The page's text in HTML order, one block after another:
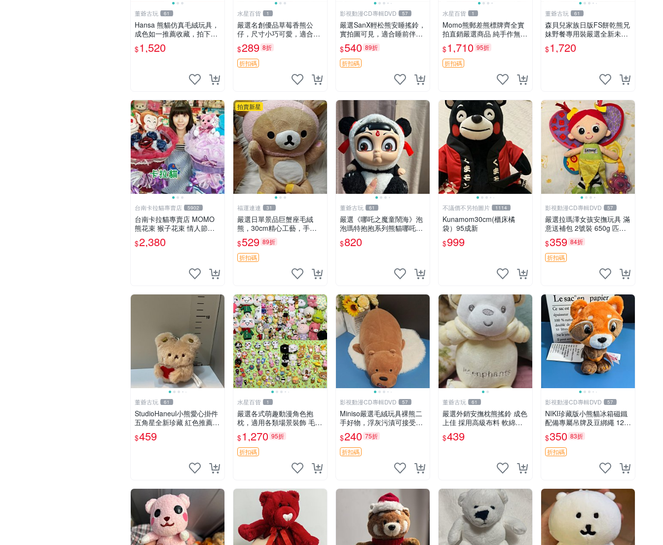
董爺古玩 61
Hansa 熊貓仿真毛絨玩具，
成色如一推薦收藏，拍下無
疑心 熊貓 毛絨玩具 收藏
$1,520
水星百貨 1
嚴選名創優品草莓香熊公
仔，尺寸小巧可愛，適合收
藏賞玩 30cm 玩具 公仔 草
莓熊
$289 8折
折扣碼
影視動漫CD專輯DVD 57
嚴選SanX輕松熊安睡搖鈴，
實拍圖可見，適合睡前伴
侶， Picks安撫好物 0325
懸吊 電腦
$540 89折
折扣碼
水星百貨 1
Momo熊郵差熊標牌齊全實
拍直銷嚴選商品 純手作無修
圖可收藏 郵差熊 Momo熊
標牌 商品
$1,710 95折
折扣碼
董爺古玩 61
森貝兒家族日版FS餅乾熊兄
妹野餐專用裝嚴選全新未開
封，包含兩組大童款紙盒
裝，適合收藏與分享。 餅乾
$1,720
台南卡拉貓專賣店 5902
台南卡拉貓專賣店 MOMO
熊花束 猴子花束 情人節禮
物 二選一 可繡字 可今天寄
明天到
$2,380
拍賣新星
福運連連 31
嚴選日單景品巨蟹座毛絨
熊，30cm精心工藝，手感
軟糯推薦收藏送人 巨蟹座
毛絨玩具 精緻做工
$529 89折
折扣碼
董爺古玩 61
嚴選《哪吒之魔童鬧海》泡
泡瑪特抱抱系列熊貓哪吒搪
膠臉毛絨， STATE：如圖顯
示 哪吒 毛絨公仔 泡泡瑪特
$820
不議價不另拍圖片 1114
Kunamom30cm(櫃床橘
袋）95成新
$999
影視動漫CD專輯DVD 57
嚴選拉瑪澤女孩安撫玩具 滿
意送補包 2號裝 650g 匹配
嬰幼童舒壓好伴侶 女孩專用
安心選擇 安撫玩偶 衝包 玩
具
$359 84折
折扣碼
董爺古玩 61
StudioHaneul小熊愛心掛件
五角星全新珍藏 紅色推薦收
藏 玩具掛飾 掛件 新品
$459
水星百貨 1
嚴選各式萌趣動漫角色抱
枕，適用各類場景裝飾 毛絨
玩具、卡通抱枕、趣味玩偶
$1,270 95折
折扣碼
影視動漫CD專輯DVD 57
Miniso嚴選毛絨玩具裸熊二
手好物，浮灰污漬可接受。
請詳閱照片再下單，售出不
退不換。全新品相收藏推
薦。 裸熊 毛絨玩具 收藏
$240 75折
折扣碼
董爺古玩 61
嚴選外銷安撫枕熊搖鈴 成色
上佳 採用高級布料 軟綿適
合收藏 安心選購 安撫枕 熊
玩具 搖鈴
$439
影視動漫CD專輯DVD 57
NIKI珍藏版小熊貓冰箱磁鐵
配備專屬吊牌及豆綁繩 12c
m 廢品嚴選 好評推薦 小熊
貓冰箱貼 磁鐵掛件 冰箱飾
品
$350 83折
折扣碼